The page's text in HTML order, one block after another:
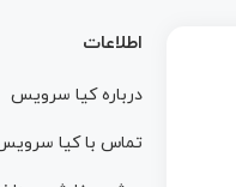
اطلاعات
درباره کيا سرويس
تماس با کيا